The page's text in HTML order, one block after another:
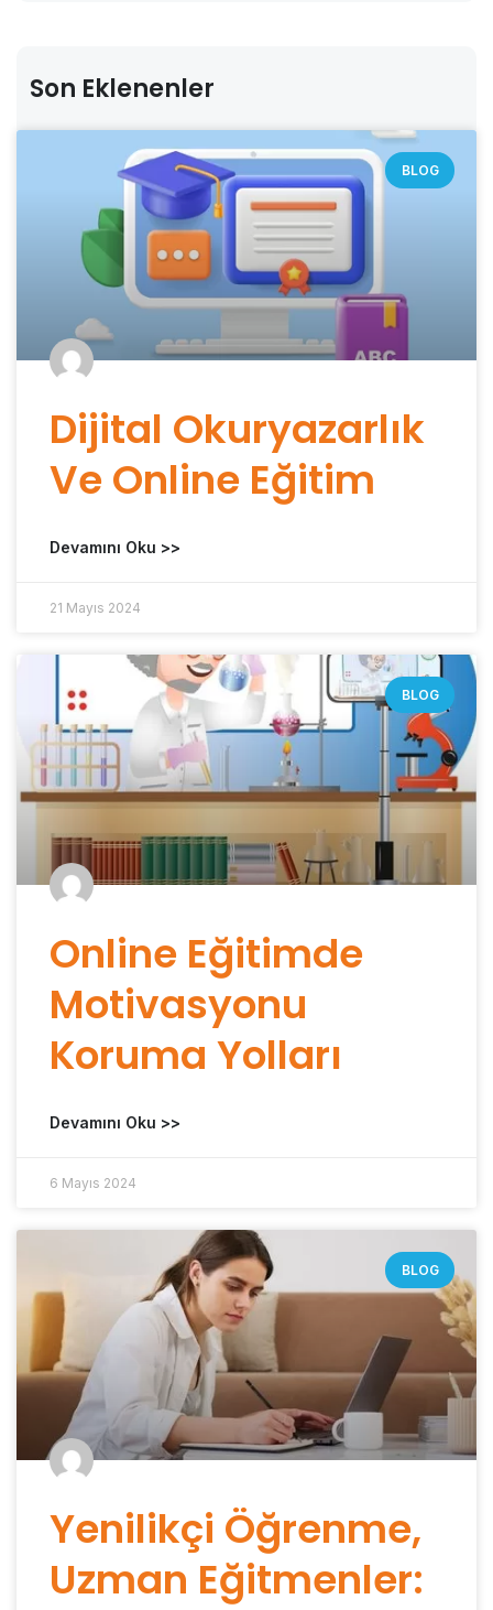
Son Eklenenler
BLOG
Dijital Okuryazarlık
Ve Online Eğitim
Devamını Oku >>
21 Mayıs 2024
BLOG
Online Eğitimde
Motivasyonu
Koruma Yolları
Devamını Oku >>
6 Mayıs 2024
BLOG
Yenilikçi Öğrenme,
Uzman Eğitmenler: